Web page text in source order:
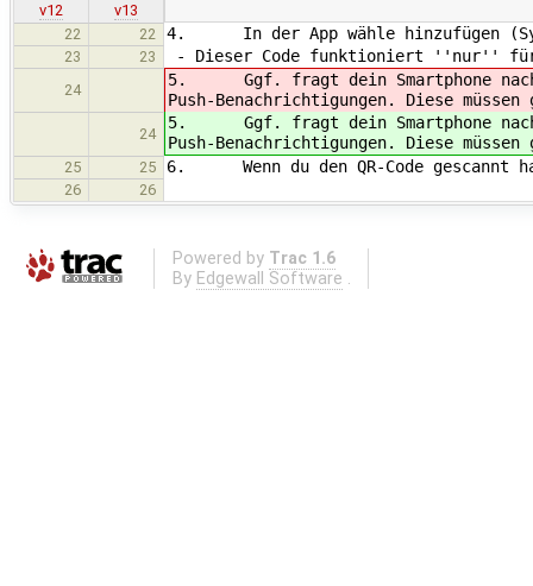
v12
v13
22
22 4. In der App wähle hinzufügen
23 23 - Dieser Code funktioniert ''nur'' für
24
5. Ggf. fragt dein Smartphone nach
Push-Benachrichtigungen. Diese müssen
24
5. Ggf. fragt dein Smartphone nach
Push-Benachrichtigungen. Diese müssen
25 25 6. Wenn du den QR-Code gescannt
26 26
Powered by Trac 1.6
By Edgewall Software .